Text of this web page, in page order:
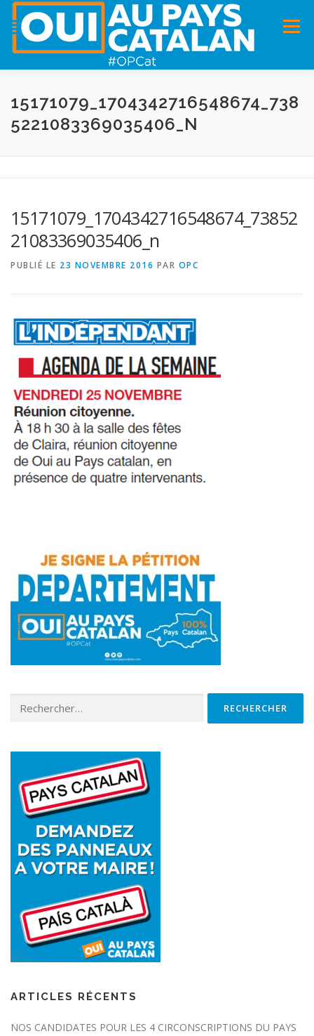
Menu
ACCUEIL INFOS DANS LA PRESSE
15171079_1704342716548674_738
5221083369035406_N
15171079_1704342716548674_73852
21083369035406_n
PUBLIÉ LE 23 NOVEMBRE 2016 PAR OPC
ARTICLES RÉCENTS
NOS CANDIDATES POUR LES 4 CIRCONSCRIPTIONS DU PAYS